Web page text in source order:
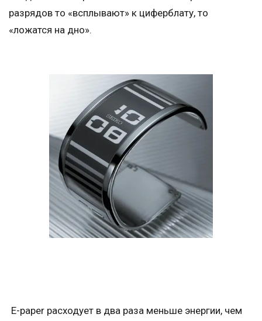
разрядов то «всплывают» к циферблату, то
«ложатся на дно».
Е-paper расходует в два раза меньше энергии, чем